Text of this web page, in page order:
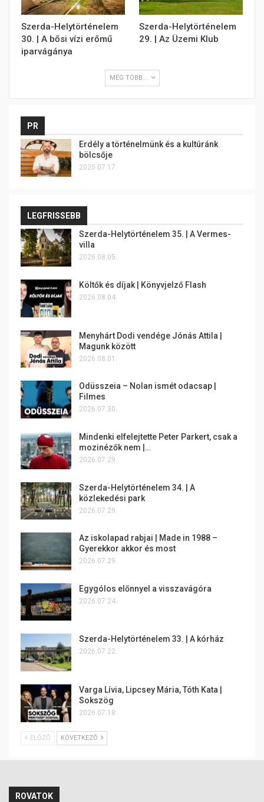
Szerda-Helytörténelem
30. | A bősi vízi erőmű
iparvágánya
Szerda-Helytörténelem
29. | Az Üzemi Klub
MÉG TÖBB...
PR
Erdély a történelmünk és a kultúránk
bölcsője
2025.07.17.
LEGFRISSEBB
Szerda-Helytörténelem 35. | A Vermes-
villa
2026.08.05.
Költők és díjak | Könyvjelző Flash
2026.08.04.
Menyhárt Dodi vendége Jónás Attila |
Magunk között
2026.08.01.
Odüsszeia – Nolan ismét odacsap |
Filmes
2026.07.30.
Mindenki elfelejtette Peter Parkert, csak a
mozinézők nem |…
2026.07.29.
Szerda-Helytörténelem 34. | A
közlekedési park
2026.07.29.
Az iskolapad rabjai | Made in 1988 –
Gyerekkor akkor és most
2026.07.29.
Egygólos előnnyel a visszavágóra
2026.07.24.
Szerda-Helytörténelem 33. | A kórház
2026.07.22.
Varga Lívia, Lipcsey Mária, Tóth Kata |
Sokszög
2026.07.18.
ELŐZŐ KÖVETKEZŐ
ROVATOK